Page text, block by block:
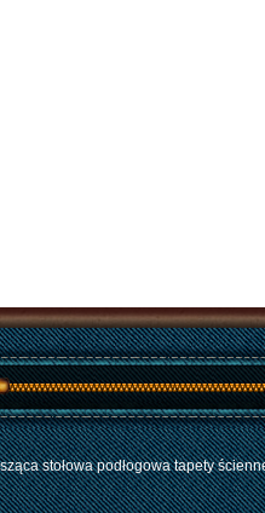
stołowa podłogowa tapety ścienne